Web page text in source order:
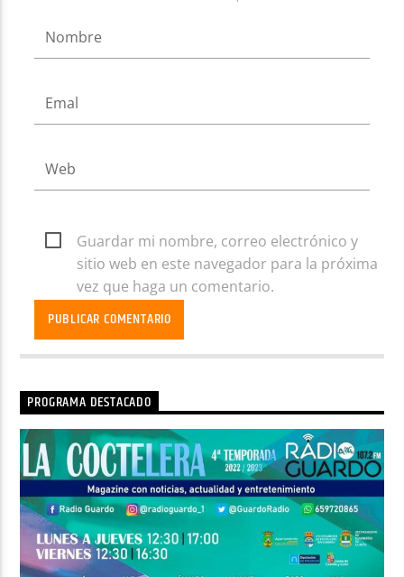
Guardar mi nombre, correo electrónico y
sitio web en este navegador para la próxima
vez que haga un comentario.
PROGRAMA DESTACADO